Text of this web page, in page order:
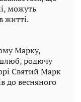
можуть
житті.
Марку,
родючу
Святий Марк
до весняного